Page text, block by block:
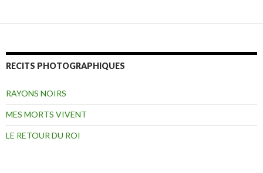
RECITS PHOTOGRAPHIQUES
RAYONS NOIRS
MES MORTS VIVENT
LE RETOUR DU ROI